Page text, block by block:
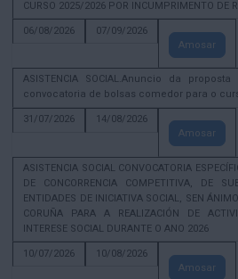
CURSO 2025/2026 POR INCUMPRIMENTO DE
06/08/2026
07/09/2026
Amosar
ASISTENCIA SOCIAL.Anuncio da
convocatoria de bolsas comedor para o
31/07/2026
14/08/2026
Amosar
ASISTENCIA SOCIAL CONVOCATORIA
DE CONCORRENCIA COMPETITIVA, DE
ENTIDADES DE INICIATIVA SOCIAL, SEN
CORUÑA PARA A REALIZACIÓN DE
INTERESE SOCIAL DURANTE O ANO 2026
10/07/2026
10/08/2026
Amosar